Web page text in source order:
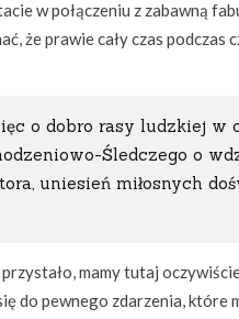
w połączeniu z zabawną
że prawie cały czas podczas
o dobro rasy ludzkiej w
Śledczego o
uniesień miłosnych
przystało, mamy tutaj
do pewnego zdarzenia,